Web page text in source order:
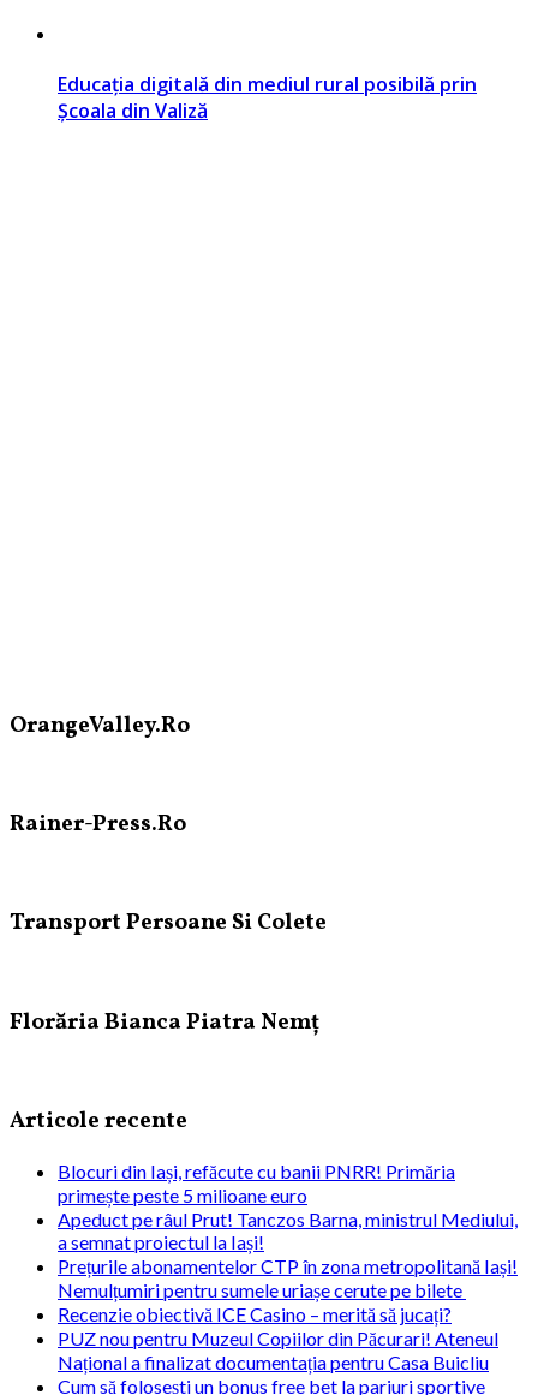
Educația digitală din mediul rural posibilă prin
Școala din Valiză
OrangeValley.Ro
Rainer-Press.Ro
Transport Persoane Si Colete
Florăria Bianca Piatra Nemț
Articole recente
Blocuri din Iași, refăcute cu banii PNRR! Primăria
primește peste 5 milioane euro
Apeduct pe râul Prut! Tanczos Barna, ministrul Mediului,
a semnat proiectul la Iași!
Prețurile abonamentelor CTP în zona metropolitană Iași!
Nemulțumiri pentru sumele uriașe cerute pe bilete
Recenzie obiectivă ICE Casino – merită să jucați?
PUZ nou pentru Muzeul Copiilor din Păcurari! Ateneul
Național a finalizat documentația pentru Casa Buicliu
Cum să folosești un bonus free bet la pariuri sportive